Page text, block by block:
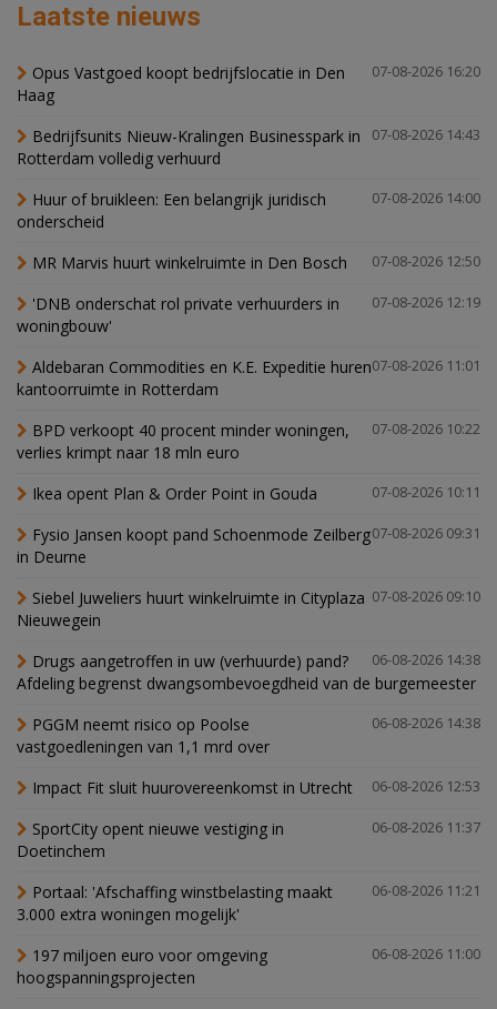
Laatste nieuws
07-08-2026 16:20
Opus Vastgoed koopt bedrijfslocatie in Den
Haag
07-08-2026 14:43
Bedrijfsunits Nieuw-Kralingen Businesspark in
Rotterdam volledig verhuurd
07-08-2026 14:00
Huur of bruikleen: Een belangrijk juridisch
onderscheid
07-08-2026 12:50
MR Marvis huurt winkelruimte in Den Bosch
07-08-2026 12:19
'DNB onderschat rol private verhuurders in
woningbouw'
07-08-2026 11:01
Aldebaran Commodities en K.E. Expeditie huren
kantoorruimte in Rotterdam
07-08-2026 10:22
BPD verkoopt 40 procent minder woningen,
verlies krimpt naar 18 mln euro
07-08-2026 10:11
Ikea opent Plan & Order Point in Gouda
07-08-2026 09:31
Fysio Jansen koopt pand Schoenmode Zeilberg
in Deurne
07-08-2026 09:10
Siebel Juweliers huurt winkelruimte in Cityplaza
Nieuwegein
06-08-2026 14:38
Drugs aangetroffen in uw (verhuurde) pand?
Afdeling begrenst dwangsombevoegdheid van de burgemeester
06-08-2026 14:38
PGGM neemt risico op Poolse
vastgoedleningen van 1,1 mrd over
06-08-2026 12:53
Impact Fit sluit huurovereenkomst in Utrecht
06-08-2026 11:37
SportCity opent nieuwe vestiging in
Doetinchem
06-08-2026 11:21
Portaal: 'Afschaffing winstbelasting maakt
3.000 extra woningen mogelijk'
06-08-2026 11:00
197 miljoen euro voor omgeving
hoogspanningsprojecten